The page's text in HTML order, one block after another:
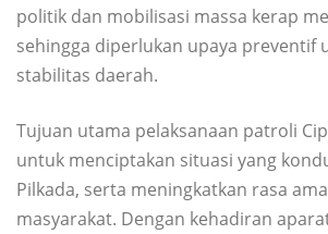
politik dan mobilisasi massa kerap
sehingga diperlukan upaya preventif
stabilitas daerah.
Tujuan utama pelaksanaan patroli
untuk menciptakan situasi yang
Pilkada, serta meningkatkan rasa
masyarakat. Dengan kehadiran